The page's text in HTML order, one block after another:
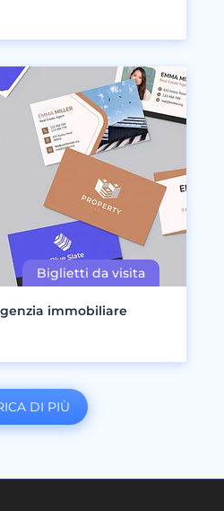
immobiliare
DI PIÙ